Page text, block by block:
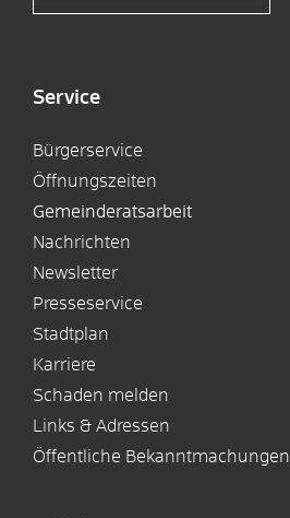
Service
Bürgerservice
Öffnungszeiten
Gemeinderatsarbeit
Nachrichten
Newsletter
Presseservice
Stadtplan
Karriere
Schaden melden
Links & Adressen
Öffentliche Bekanntmachungen